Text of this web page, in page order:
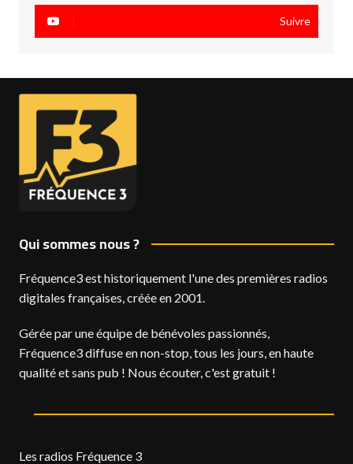
Suivre
Qui sommes nous ?
Fréquence3 est historiquement l'une des premières radios
digitales françaises, créée en 2001.
Gérée par une équipe de bénévoles passionnés,
Fréquence3 diffuse en non-stop, tous les jours, en haute
qualité et sans pub ! Nous écouter, c'est gratuit !
Les radios Fréquence 3